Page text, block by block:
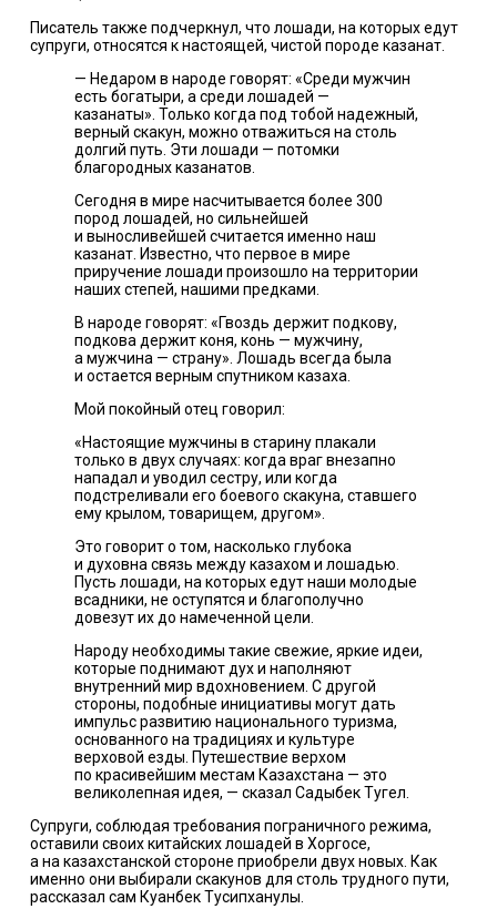
Писатель также подчеркнул, что лошади, на которых едут
супруги, относятся к настоящей, чистой породе казанат.
— Недаром в народе говорят: «Среди мужчин
есть богатыри, а среди лошадей —
казанаты». Только когда под тобой надежный,
верный скакун, можно отважиться на столь
долгий путь. Эти лошади — потомки
благородных казанатов.
Сегодня в мире насчитывается более 300
пород лошадей, но сильнейшей
и выносливейшей считается именно наш
казанат. Известно, что первое в мире
приручение лошади произошло на территории
наших степей, нашими предками.
В народе говорят: «Гвоздь держит подкову,
подкова держит коня, конь — мужчину,
а мужчина — страну». Лошадь всегда была
и остается верным спутником казаха.
Мой покойный отец говорил:
«Настоящие мужчины в старину плакали
только в двух случаях: когда враг внезапно
нападал и уводил сестру, или когда
подстреливали его боевого скакуна, ставшего
ему крылом, товарищем, другом».
Это говорит о том, насколько глубока
и духовна связь между казахом и лошадью.
Пусть лошади, на которых едут наши молодые
всадники, не оступятся и благополучно
довезут их до намеченной цели.
Народу необходимы такие свежие, яркие идеи,
которые поднимают дух и наполняют
внутренний мир вдохновением. С другой
стороны, подобные инициативы могут дать
импульс развитию национального туризма,
основанного на традициях и культуре
верховой езды. Путешествие верхом
по красивейшим местам Казахстана — это
великолепная идея, — сказал Садыбек Тугел.
Супруги, соблюдая требования пограничного режима,
оставили своих китайских лошадей в Хоргосе,
а на казахстанской стороне приобрели двух новых. Как
именно они выбирали скакунов для столь трудного пути,
рассказал сам Куанбек Тусипханулы.